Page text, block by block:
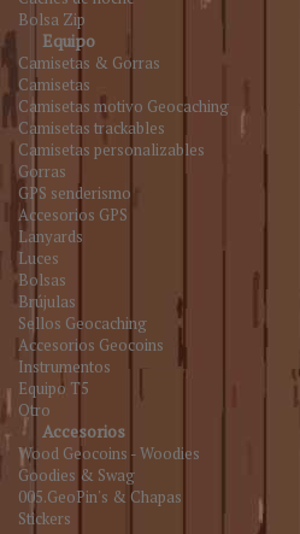
Bolsa Zip
Equipo
Camisetas & Gorras
Camisetas
Camisetas motivo Geocaching
Camisetas trackables
Camisetas personalizables
Gorras
GPS senderismo
Accesorios GPS
Lanyards
Luces
Bolsas
Brújulas
Sellos Geocaching
Accesorios Geocoins
Instrumentos
Equipo T5
Otro
Accesorios
Wood Geocoins - Woodies
Goodies & Swag
005.GeoPin's & Chapas
Stickers